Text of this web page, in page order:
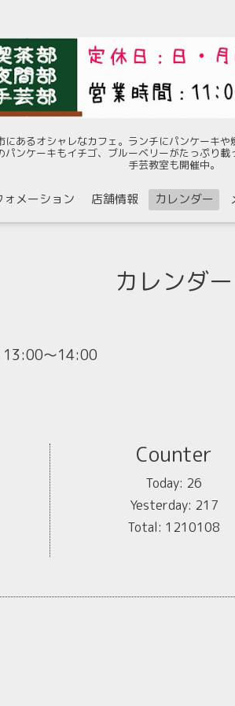
にあるオシャレなカフェ。ランチにパンケーキや
パンケーキもイチゴ、ブルーベリーがたっぷり載
手芸教室も開催中。
ォメーション 店舗情報 カレンダー
カレンダー
～14:00
Counter
Today: 26
Yesterday: 217
Total: 1210108